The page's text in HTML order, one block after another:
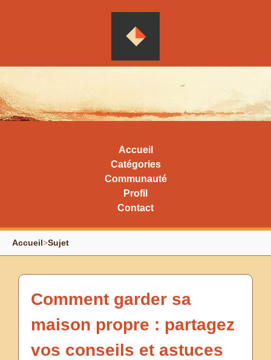
Accueil
Catégories
Communauté
Profil
Contact
Accueil>Sujet
Comment garder sa
maison propre : partagez
vos conseils et astuces